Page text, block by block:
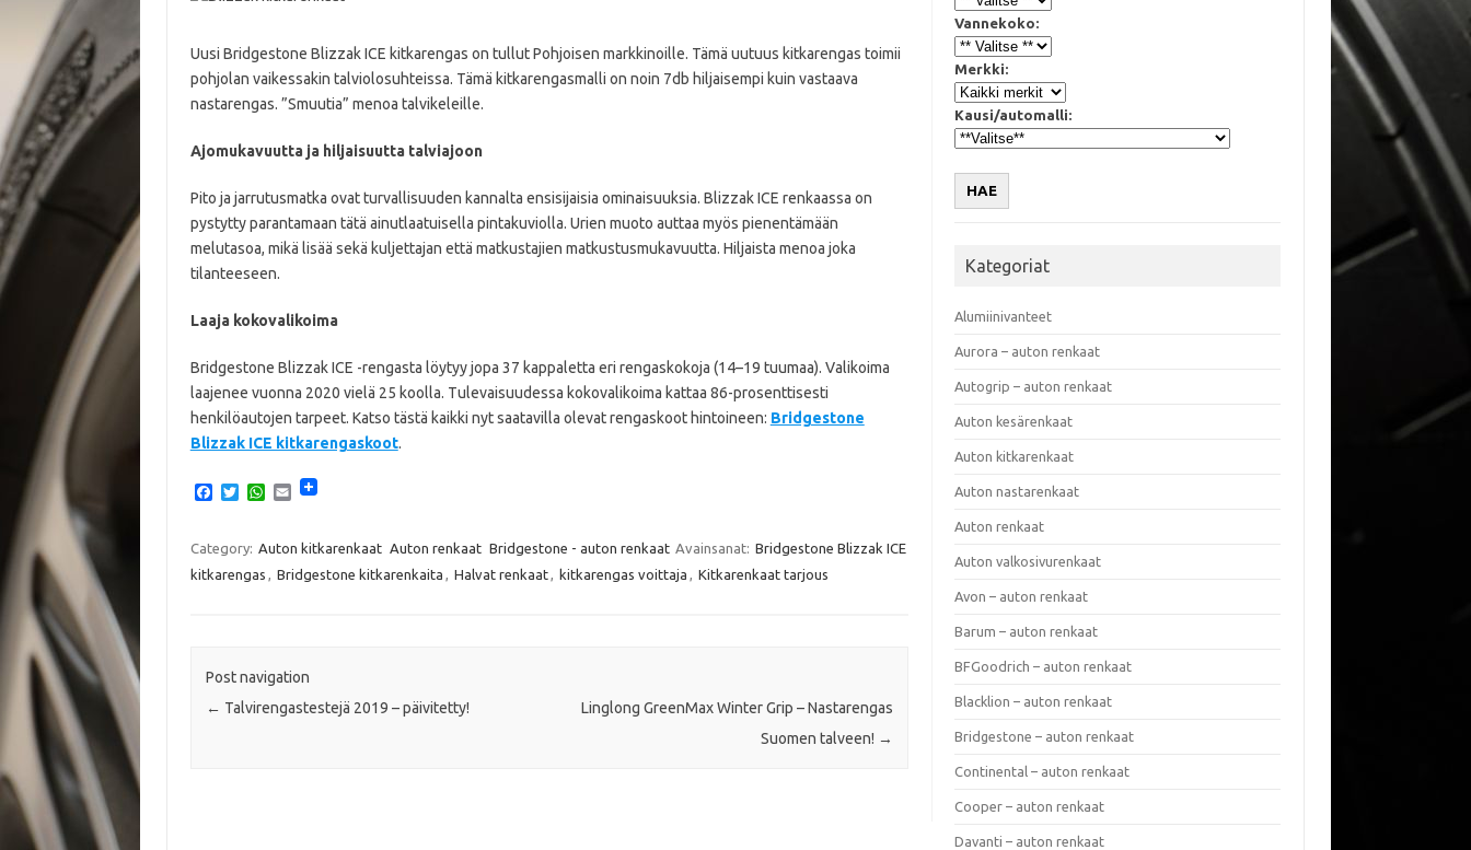
Uusi Bridgestone Blizzak ICE kitkarengas on tullut Pohjoisen markkinoille. Tämä uutuus kitkarengas toimii
pohjolan vaikessakin talviolosuhteissa. Tämä kitkarengasmalli on noin 7db hiljaisempi kuin vastaava
nastarengas. ”Smuutia” menoa talvikeleille.
Ajomukavuutta ja hiljaisuutta talviajoon
Pito ja jarrutusmatka ovat turvallisuuden kannalta ensisijaisia ominaisuuksia. Blizzak ICE renkaassa on
pystytty parantamaan tätä ainutlaatuisella pintakuviolla. Urien muoto auttaa myös pienentämään
melutasoa, mikä lisää sekä kuljettajan että matkustajien matkustusmukavuutta. Hiljaista menoa joka
tilanteeseen.
Laaja kokovalikoima
Bridgestone Blizzak ICE -rengasta löytyy jopa 37 kappaletta eri rengaskokoja (14–19 tuumaa). Valikoima
laajenee vuonna 2020 vielä 25 koolla. Tulevaisuudessa kokovalikoima kattaa 86-prosenttisesti
henkilöautojen tarpeet. Katso tästä kaikki nyt saatavilla olevat rengaskoot hintoineen: Bridgestone
Blizzak ICE kitkarengaskoot.
F
e
b
o
T
t
t
e
W
t
A
E
i
Category: Auton kitkarenkaat Auton renkaat Bridgestone - auton renkaat Avainsanat: Bridgestone Blizzak ICE
kitkarengas , Bridgestone kitkarenkaita , Halvat renkaat, kitkarengas voittaja , Kitkarenkaat tarjous
Post navigation
← Talvirengastestejä 2019 – päivitetty!
Linglong GreenMax Winter Grip – Nastarengas
Suomen talveen! →
Vannekoko:
Merkki:
Kausi/automalli:
HAE
Kategoriat
Alumiinivanteet
Aurora – auton renkaat
Autogrip – auton renkaat
Auton kesärenkaat
Auton kitkarenkaat
Auton nastarenkaat
Auton renkaat
Auton valkosivurenkaat
Avon – auton renkaat
Barum – auton renkaat
BFGoodrich – auton renkaat
Blacklion – auton renkaat
Bridgestone – auton renkaat
Continental – auton renkaat
Cooper – auton renkaat
Davanti – auton renkaat